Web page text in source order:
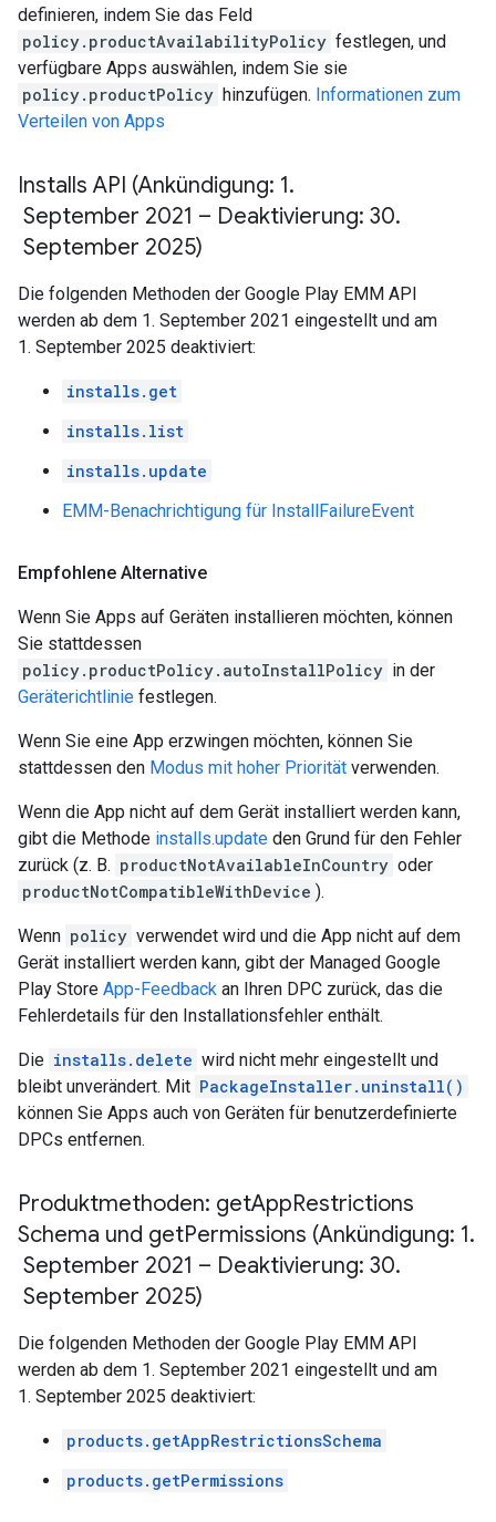
definieren, indem Sie das Feld
policy.productAvailabilityPolicy festlegen, und
verfügbare Apps auswählen, indem Sie sie
policy.productPolicy hinzufügen. Informationen zum
Verteilen von Apps
Installs API (Ankündigung: 1.
September 2021 – Deaktivierung: 30.
September 2025)
Die folgenden Methoden der Google Play EMM API
werden ab dem 1. September 2021 eingestellt und am
1. September 2025 deaktiviert:
installs.get
installs.list
installs.update
EMM-Benachrichtigung für InstallFailureEvent
Empfohlene Alternative
Wenn Sie Apps auf Geräten installieren möchten, können
Sie stattdessen
policy.productPolicy.autoInstallPolicy in der
Geräterichtlinie festlegen.
Wenn Sie eine App erzwingen möchten, können Sie
stattdessen den Modus mit hoher Priorität verwenden.
Wenn die App nicht auf dem Gerät installiert werden kann,
gibt die Methode installs.update den Grund für den Fehler
zurück (z. B. productNotAvailableInCountry oder
productNotCompatibleWithDevice ).
Wenn policy verwendet wird und die App nicht auf dem
Gerät installiert werden kann, gibt der Managed Google
Play Store App-Feedback an Ihren DPC zurück, das die
Fehlerdetails für den Installationsfehler enthält.
Die installs.delete wird nicht mehr eingestellt und
bleibt unverändert. Mit PackageInstaller.uninstall()
können Sie Apps auch von Geräten für benutzerdefinierte
DPCs entfernen.
Produktmethoden: getAppRestrictions
Schema und getPermissions (Ankündigung: 1.
September 2021 – Deaktivierung: 30.
September 2025)
Die folgenden Methoden der Google Play EMM API
werden ab dem 1. September 2021 eingestellt und am
1. September 2025 deaktiviert:
products.getAppRestrictionsSchema
products.getPermissions